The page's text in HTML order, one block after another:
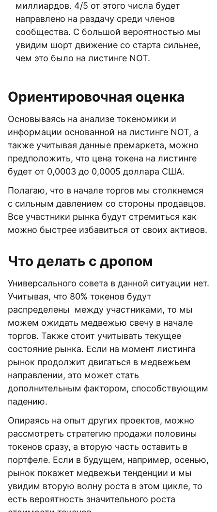
миллиардов. 4/5 от этого числа будет
направлено на раздачу среди членов
сообщества. С большой вероятностью мы
увидим шорт движение со старта сильнее,
чем это было на листинге NOT.
Ориентировочная оценка
Основываясь на анализе токеномики и
информации основанной на листинге NOT, а
также учитывая данные премаркета, можно
предположить, что цена токена на листинге
будет от 0,0003 до 0,0005 доллара США.
Полагаю, что в начале торгов мы столкнемся
с сильным давлением со стороны продавцов.
Все участники рынка будут стремиться как
можно быстрее избавиться от своих активов.
Что делать с дропом
Универсального совета в данной ситуации нет.
Учитывая, что 80% токенов будут
распределены между участниками, то мы
можем ожидать медвежью свечу в начале
торгов. Также стоит учитывать текущее
состояние рынка. Если на момент листинга
рынок продолжит двигаться в медвежьем
направлении, это может стать
дополнительным фактором, способствующим
падению.
Опираясь на опыт других проектов, можно
рассмотреть стратегию продажи половины
токенов сразу, а вторую часть оставить в
портфеле. Если в будущем, например, осенью,
рынок покажет медвежьи тенденции и мы
увидим вторую волну роста в этом цикле, то
есть вероятность значительного роста